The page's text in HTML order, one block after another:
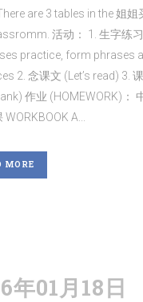
are 3 tables in the 姐姐
活动： 1. 生字练
practice, form phrases
2. 念课文 (Let’s read) 3.
作业 (HOMEWORK)：
A...
MORE
年01月18日